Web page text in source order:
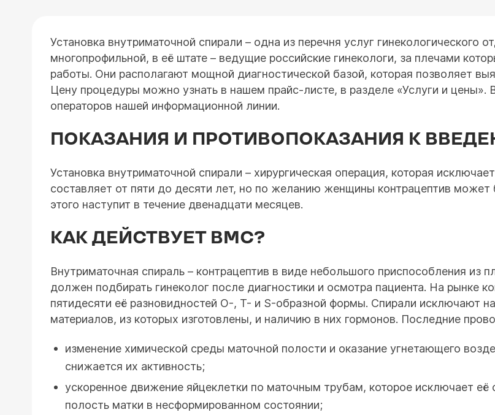
Установка внутриматочной спирали – одна из перечня услуг
многопрофильной, в её штате – ведущие российские гинекологи, за плечами
работы. Они располагают мощной диагностической базой, которая позволяет
Цену процедуры можно узнать в нашем прайс-листе, в разделе «Услуги и цены».
операторов нашей информационной линии.
ПОКАЗАНИЯ И ПРОТИВОПОКАЗАНИЯ К
Установка внутриматочной спирали – хирургическая операция, которая
составляет от пяти до десяти лет, но по желанию женщины контрацептив
этого наступит в течение двенадцати месяцев.
КАК ДЕЙСТВУЕТ ВМС?
Внутриматочная спираль – контрацептив в виде небольшого приспособления
должен подбирать гинеколог после диагностики и осмотра пациента. На рынке
пятидесяти её разновидностей О-, Т- и S-образной формы. Спирали исключают
материалов, из которых изготовлены, и наличию в них гормонов. Последние
изменение химической среды маточной полости и оказание угнетающего
снижается их активность;
ускоренное движение яйцеклетки по маточным трубам, которое исключает
полость матки в несформированном состоянии;